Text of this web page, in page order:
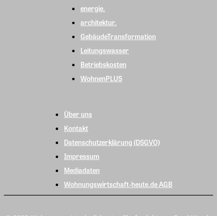
energie.
architektur.
GebäudeTransformation
Leitungswasser
Betriebskosten
WohnenPLUS
Über uns
Kontakt
Datenschutzerklärung (DSGVO)
Impressum
Mediadaten
Wohnungswirtschaft-heute.de AGB